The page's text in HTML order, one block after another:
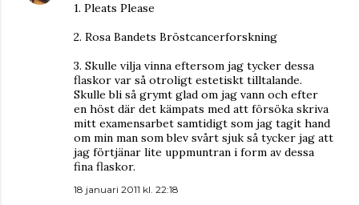
1. Pleats Please
2. Rosa Bandets Bröstcancerforskning
3. Skulle vilja vinna eftersom jag tycker dessa
flaskor var så otroligt estetiskt tilltalande.
Skulle bli så grymt glad om jag vann och efter
en höst där det kämpats med att försöka skriva
mitt examensarbet samtidigt som jag tagit hand
om min man som blev svårt sjuk så tycker jag att
jag förtjänar lite uppmuntran i form av dessa
fina flaskor.
18 januari 2011 kl. 22:18